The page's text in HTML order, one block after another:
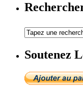
Soutenez